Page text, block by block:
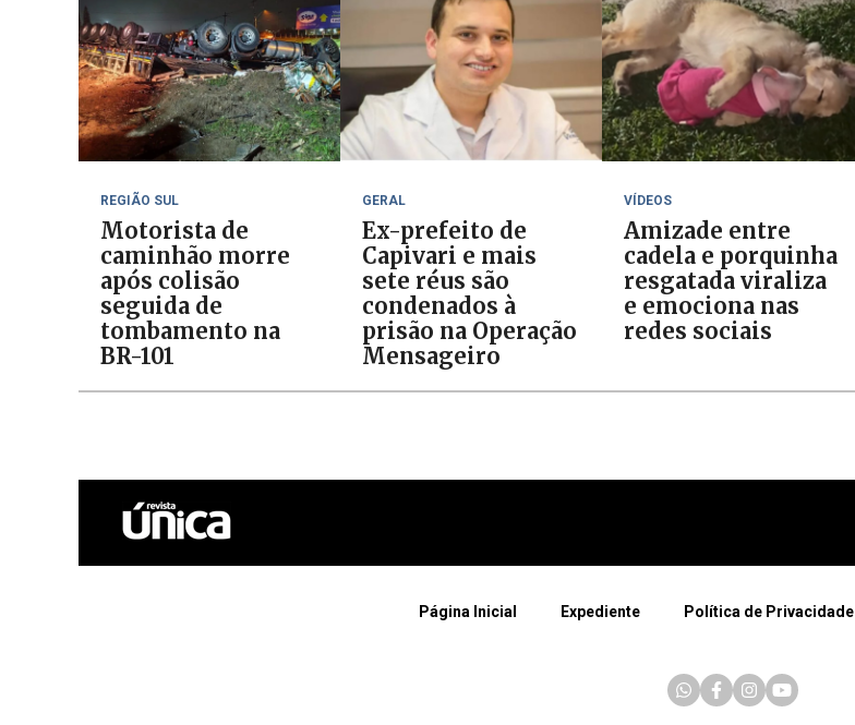
REGIÃO SUL
Motorista de
caminhão morre
após colisão
seguida de
tombamento na
BR-101
GERAL
Ex-prefeito de
Capivari e mais
sete réus são
condenados à
prisão na Operação
Mensageiro
VÍDEOS
Amizade entre
cadela e porquinha
resgatada viraliza
e emociona nas
redes sociais
Página Inicial Expediente Política de Privacidade